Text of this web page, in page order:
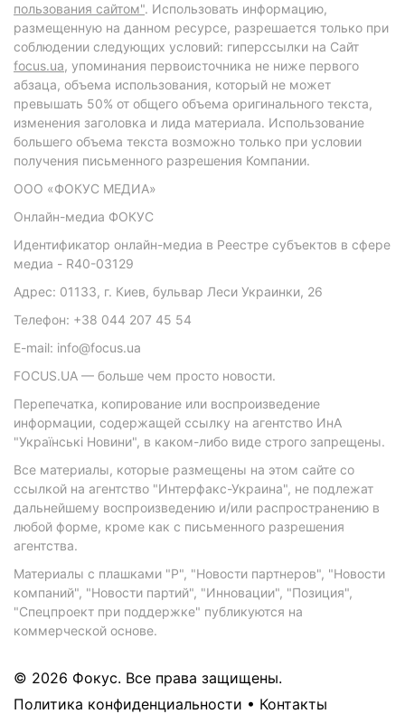
пользования сайтом". Использовать информацию,
размещенную на данном ресурсе, разрешается только при
соблюдении следующих условий: гиперссылки на Сайт
focus.ua, упоминания первоисточника не ниже первого
абзаца, объема использования, который не может
превышать 50% от общего объема оригинального текста,
изменения заголовка и лида материала. Использование
большего объема текста возможно только при условии
получения письменного разрешения Компании.
ООО «ФОКУС МЕДИА»
Онлайн-медиа ФОКУС
Идентификатор онлайн-медиа в Реестре субъектов в сфере
медиа - R40-03129
Адрес: 01133, г. Киев, бульвар Леси Украинки, 26
Телефон: +38 044 207 45 54
E-mail: info@focus.ua
FOCUS.UA — больше чем просто новости.
Перепечатка, копирование или воспроизведение
информации, содержащей ссылку на агентство ИнА
"Українські Новини", в каком-либо виде строго запрещены.
Все материалы, которые размещены на этом сайте со
ссылкой на агентство "Интерфакс-Украина", не подлежат
дальнейшему воспроизведению и/или распространению в
любой форме, кроме как с письменного разрешения
агентства.
Материалы с плашками "Р", "Новости партнеров", "Новости
компаний", "Новости партий", "Инновации", "Позиция",
"Спецпроект при поддержке" публикуются на
коммерческой основе.
© 2026 Фокус. Все права защищены.
Политика конфиденциальности • Контакты